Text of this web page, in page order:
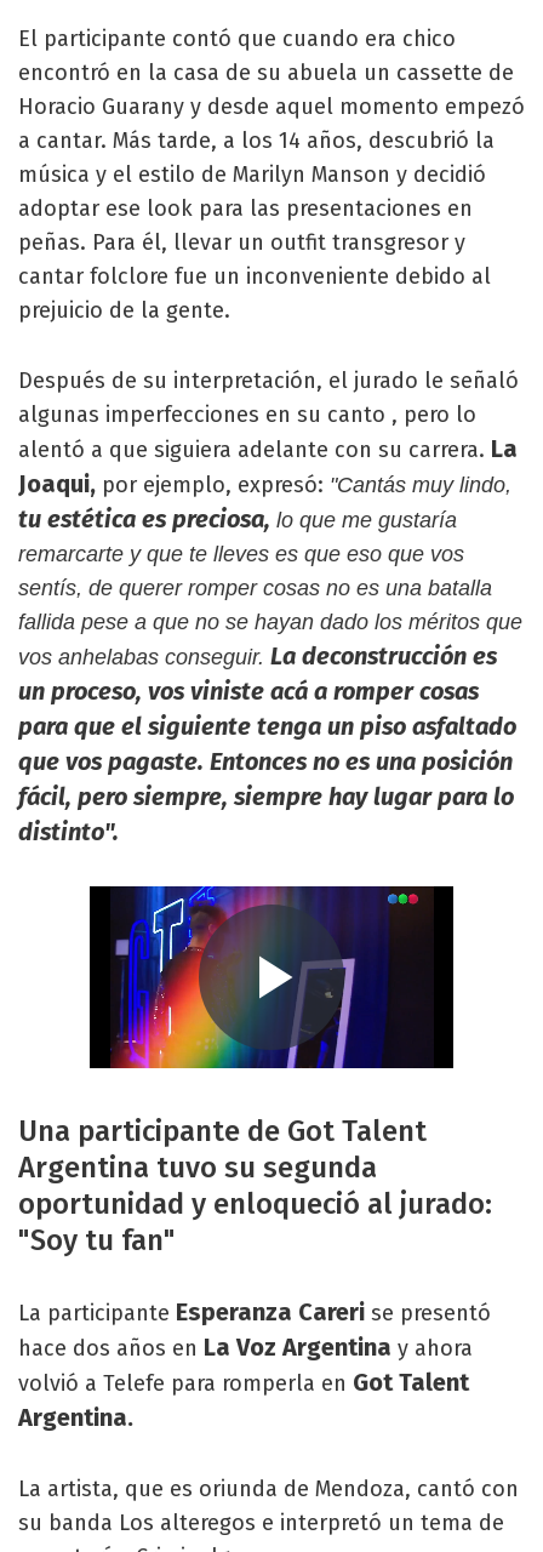
El participante contó que cuando era chico
encontró en la casa de su abuela un cassette de
Horacio Guarany y desde aquel momento empezó
a cantar. Más tarde, a los 14 años, descubrió la
música y el estilo de Marilyn Manson y decidió
adoptar ese look para las presentaciones en
peñas. Para él, llevar un outfit transgresor y
cantar folclore fue un inconveniente debido al
prejuicio de la gente.
Después de su interpretación, el jurado le señaló
algunas imperfecciones en su canto , pero lo
alentó a que siguiera adelante con su carrera. La
Joaqui, por ejemplo, expresó: "Cantás muy lindo,
tu estética es preciosa, lo que me gustaría
remarcarte y que te lleves es que eso que vos
sentís, de querer romper cosas no es una batalla
fallida pese a que no se hayan dado los méritos que
vos anhelabas conseguir. La deconstrucción es
un proceso, vos viniste acá a romper cosas
para que el siguiente tenga un piso asfaltado
que vos pagaste. Entonces no es una posición
fácil, pero siempre, siempre hay lugar para lo
distinto".
Una participante de Got Talent
Argentina tuvo su segunda
oportunidad y enloqueció al jurado:
"Soy tu fan"
La participante Esperanza Careri se presentó
hace dos años en La Voz Argentina y ahora
volvió a Telefe para romperla en Got Talent
Argentina.
La artista, que es oriunda de Mendoza, cantó con
su banda Los alteregos e interpretó un tema de